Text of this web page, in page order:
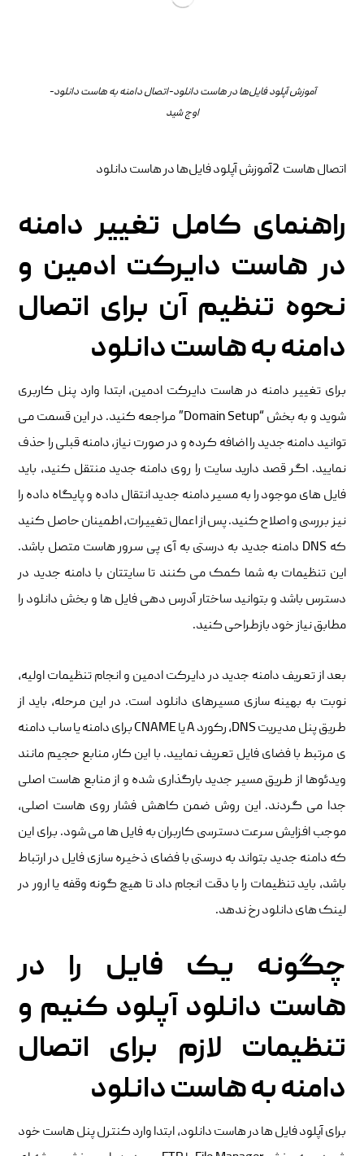
آموزش آپلود فایل‌ها در هاست دانلود-اتصال دامنه به هاست دانلود-
اوج شید
اتصال هاست 2آموزش آپلود فایل‌ها در هاست دانلود
راهنمای کامل تغییر دامنه
در هاست دایرکت ادمین و
نحوه تنظیم آن برای اتصال
دامنه به هاست دانلود
برای تغییر دامنه در هاست دایرکت ادمین، ابتدا وارد پنل کاربری
شوید و به بخش “Domain Setup” مراجعه کنید. در این قسمت می
توانید دامنه جدید را اضافه کرده و در صورت نیاز، دامنه قبلی را حذف
نمایید. اگر قصد دارید سایت را روی دامنه جدید منتقل کنید، باید
فایل های موجود را به مسیر دامنه جدید انتقال داده و پایگاه داده را
نیز بررسی و اصلاح کنید. پس از اعمال تغییرات، اطمینان حاصل کنید
که DNS دامنه جدید به درستی به آی پی سرور هاست متصل باشد.
این تنظیمات به شما کمک می کنند تا سایتتان با دامنه جدید در
دسترس باشد و بتوانید ساختار آدرس دهی فایل ها و بخش دانلود را
مطابق نیاز خود بازطراحی کنید.
بعد از تعریف دامنه جدید در دایرکت ادمین و انجام تنظیمات اولیه،
نوبت به بهینه سازی مسیرهای دانلود است. در این مرحله، باید از
طریق پنل مدیریت DNS، رکورد A یا CNAME برای دامنه یا ساب دامنه
ی مرتبط با فضای فایل تعریف نمایید. با این کار، منابع حجیم مانند
ویدئوها از طریق مسیر جدید بارگذاری شده و از منابع هاست اصلی
جدا می گردند. این روش ضمن کاهش فشار روی هاست اصلی،
موجب افزایش سرعت دسترسی کاربران به فایل ها می شود. برای این
که دامنه جدید بتواند به درستی با فضای ذخیره سازی فایل در ارتباط
باشد، باید تنظیمات را با دقت انجام داد تا هیچ گونه وقفه یا ارور در
لینک های دانلود رخ ندهد.
چگونه یک فایل را در
هاست دانلود آپلود کنیم و
تنظیمات لازم برای اتصال
دامنه به هاست دانلود
برای آپلود فایل ها در هاست دانلود، ابتدا وارد کنترل پنل هاست خود